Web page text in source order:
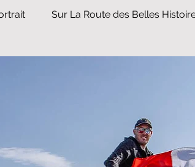
Sur La Route des Belles